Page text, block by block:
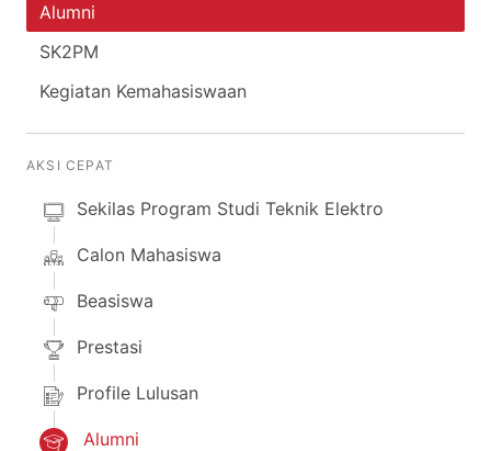
Alumni
SK2PM
Kegiatan Kemahasiswaan
AKSI CEPAT
Sekilas Program Studi Teknik Elektro
Calon Mahasiswa
Beasiswa
Prestasi
Profile Lulusan
Alumni